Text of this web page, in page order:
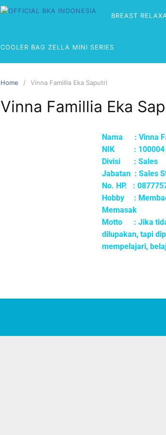
BREAST
COOLER BAG ZELLA MINI SERIES
Home Vinna Famillia Eka Saputri
Vinna Famillia Eka
Nama : Vinna
NIK : 100004
Divisi : Sales
Jabatan : Sales
No. HP. :
Hobby :
Memasak
Motto : Jika
dilupakan, tapi
mempelajari,